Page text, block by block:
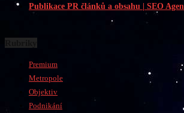
Publikace PR článků a obsahu | SEO
Premium
Metropole
Objektiv
Podnikání